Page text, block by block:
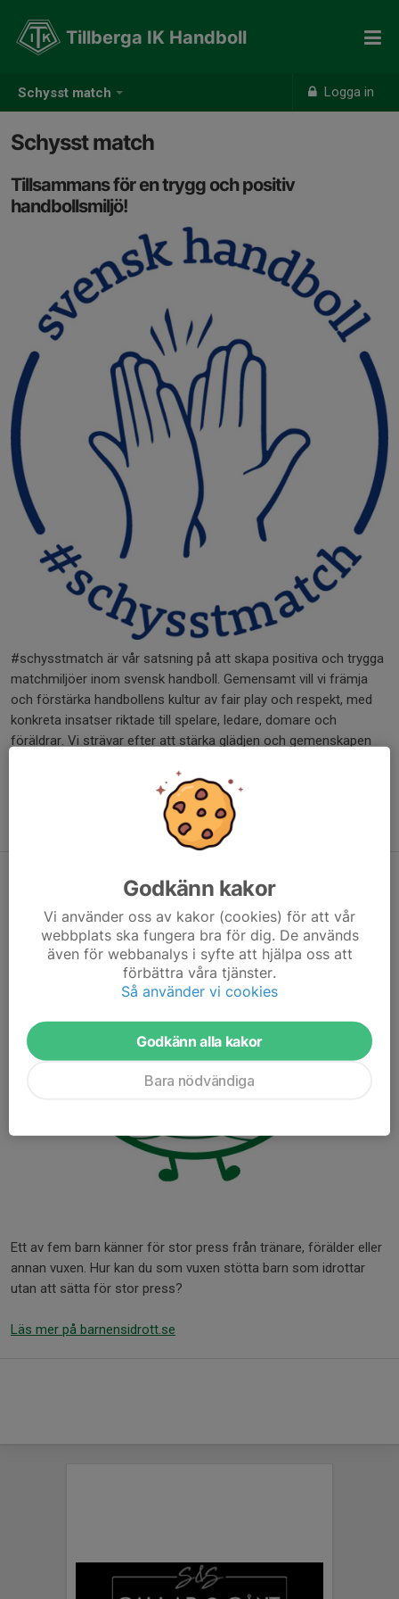
Schysst match Logga in
Tillberga IK Handboll
Schysst match
Tillsammans för en trygg och positiv
handbollsmiljö!
#schysstmatch är vår satsning på att skapa positiva och trygga
matchmiljöer inom svensk handboll. Gemensamt vill vi främja
och förstärka handbollens kultur av fair play och respekt, med
konkreta insatser riktade till spelare, ledare, domare och
föräldrar. Vi strävar efter att stärka glädjen och gemenskapen
Läs mer på Svenska handbollsförbundets hemsida
Ett av fem barn känner för stor press från tränare, förälder eller
annan vuxen. Hur kan du som vuxen stötta barn som idrottar
utan att sätta för stor press?
Läs mer på barnensidrott.se
Godkänn kakor
Vi använder oss av kakor (cookies) för att vår
webbplats ska fungera bra för dig. De används
även för webbanalys i syfte att hjälpa oss att
förbättra våra tjänster.
Så använder vi cookies
Godkänn alla kakor
Bara nödvändiga